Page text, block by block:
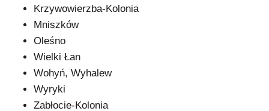
Krzywowierzba-Kolonia
Mniszków
Oleśno
Wielki Łan
Wohyń, Wyhalew
Wyryki
Zabłocie-Kolonia